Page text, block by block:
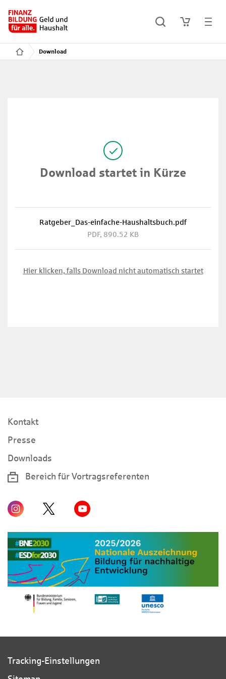
Download
Download startet in Kürze
Ratgeber_Das-einfache-Haushaltsbuch.pdf
PDF, 890.52 KB
Hier klicken, falls Download nicht automatisch startet
Kontakt
Presse
Downloads
Bereich für Vortragsreferenten
Tracking-Einstellungen